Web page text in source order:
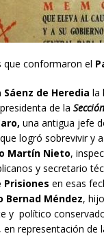
que conformaron el
de Heredia la
de la
una antigua jefe
logró sobrevivir y
Martín Nieto,
y secretario
Prisiones en esas
Bernad Méndez,
y político
, en representación de